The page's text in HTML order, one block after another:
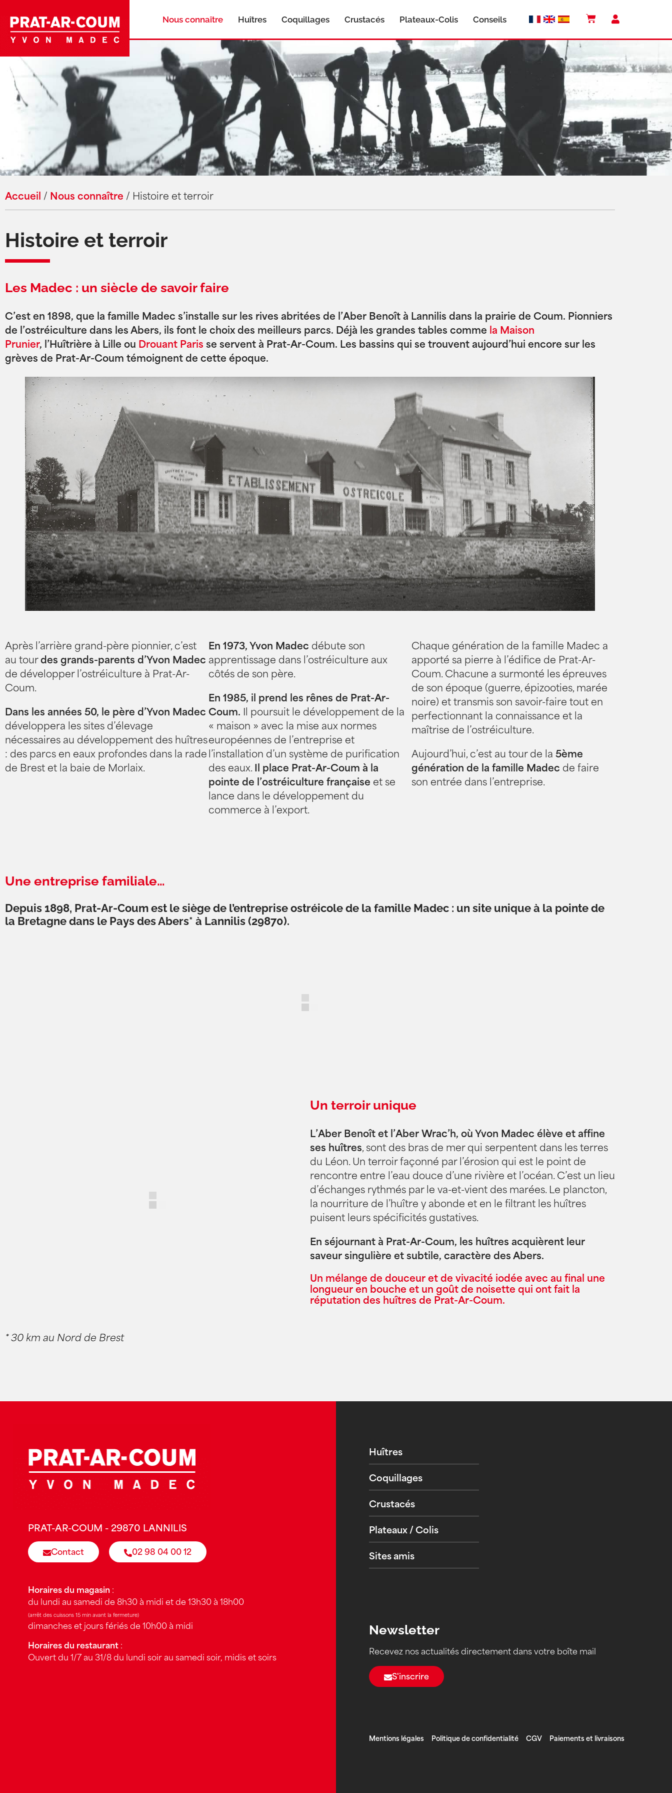
Nous connaître Huîtres Coquillages Crustacés Plateaux-Colis Conseils
Accueil / Nous connaître / Histoire et terroir
Histoire et terroir
Les Madec : un siècle de savoir faire
C’est en 1898, que la famille Madec s’installe sur les rives abritées de l’Aber Benoît à Lannilis dans la prairie de Coum. Pionniers
de l’ostréiculture dans les Abers, ils font le choix des meilleurs parcs. Déjà les grandes tables comme la Maison
Prunier, l’Huîtrière à Lille ou Drouant Paris se servent à Prat-Ar-Coum. Les bassins qui se trouvent aujourd’hui encore sur les
grèves de Prat-Ar-Coum témoignent de cette époque.
Après l’arrière grand-père pionnier, c’est
au tour des grands-parents d’Yvon Madec
de développer l’ostréiculture à Prat-Ar-
Coum.
Dans les années 50, le père d’Yvon Madec
développera les sites d’élevage
nécessaires au développement des huîtres
: des parcs en eaux profondes dans la rade
de Brest et la baie de Morlaix.
En 1973, Yvon Madec débute son
apprentissage dans l’ostréiculture aux
côtés de son père.
En 1985, il prend les rênes de Prat-Ar-
Coum. Il poursuit le développement de la
« maison » avec la mise aux normes
européennes de l’entreprise et
l’installation d’un système de purification
des eaux. Il place Prat-Ar-Coum à la
pointe de l’ostréiculture française et se
lance dans le développement du
commerce à l’export.
Chaque génération de la famille Madec a
apporté sa pierre à l’édifice de Prat-Ar-
Coum. Chacune a surmonté les épreuves
de son époque (guerre, épizooties, marée
noire) et transmis son savoir-faire tout en
perfectionnant la connaissance et la
maîtrise de l’ostréiculture.
Aujourd’hui, c’est au tour de la 5ème
génération de la famille Madec de faire
son entrée dans l’entreprise.
Une entreprise familiale…
Depuis 1898, Prat-Ar-Coum est le siège de l’entreprise ostréicole de la famille Madec : un site unique à la pointe de
la Bretagne dans le Pays des Abers* à Lannilis (29870).
Un terroir unique
L’Aber Benoît et l’Aber Wrac’h, où Yvon Madec élève et affine
ses huîtres, sont des bras de mer qui serpentent dans les terres
du Léon. Un terroir façonné par l’érosion qui est le point de
rencontre entre l’eau douce d’une rivière et l’océan. C’est un lieu
d’échanges rythmés par le va-et-vient des marées. Le plancton,
la nourriture de l’huître y abonde et en le filtrant les huîtres
puisent leurs spécificités gustatives.
En séjournant à Prat-Ar-Coum, les huîtres acquièrent leur
saveur singulière et subtile, caractère des Abers.
Un mélange de douceur et de vivacité iodée avec au final une
longueur en bouche et un goût de noisette qui ont fait la
réputation des huîtres de Prat-Ar-Coum.
* 30 km au Nord de Brest
PRAT-AR-COUM - 29870 LANNILIS
Contact 02 98 04 00 12
Horaires du magasin :
du lundi au samedi de 8h30 à midi et de 13h30 à 18h00
(arrêt des cuissons 15 min avant la fermeture)
dimanches et jours fériés de 10h00 à midi
Horaires du restaurant :
Ouvert du 1/7 au 31/8 du lundi soir au samedi soir, midis et soirs
Huîtres
Coquillages
Crustacés
Plateaux / Colis
Sites amis
Newsletter
Recevez nos actualités directement dans votre boîte mail
S'inscrire
Mentions légales Politique de confidentialité CGV Paiements et livraisons